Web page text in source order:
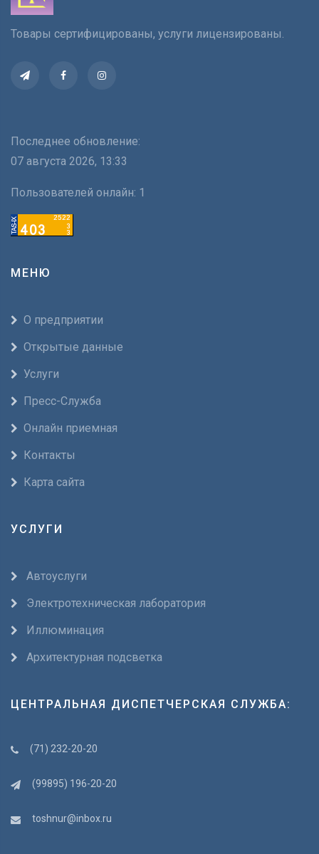
Товары сертифицированы, услуги лицензированы.
Последнее обновление:
07 августа 2026, 13:33
Пользователей онлайн: 1
МЕНЮ
О предприятии
Открытые данные
Услуги
Пресс-Служба
Онлайн приемная
Контакты
Карта сайта
УСЛУГИ
Автоуслуги
Электротехническая лаборатория
Иллюминация
Архитектурная подсветка
ЦЕНТРАЛЬНАЯ ДИСПЕТЧЕРСКАЯ СЛУЖБА:
(71) 232-20-20
(99895) 196-20-20
toshnur@inbox.ru